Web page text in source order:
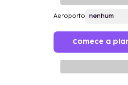
Aeroporto
Comece a